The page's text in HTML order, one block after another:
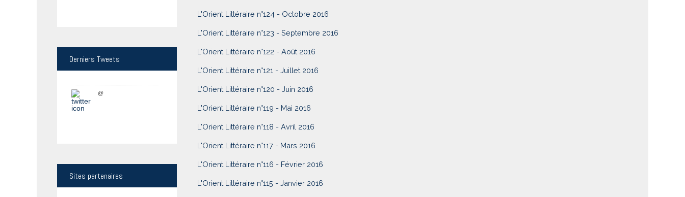
L'Orient Littéraire n°124 - Octobre 2016
L'Orient Littéraire n°123 - Septembre 2016
L'Orient Littéraire n°122 - Août 2016
L'Orient Littéraire n°121 - Juillet 2016
L'Orient Littéraire n°120 - Juin 2016
L'Orient Littéraire n°119 - Mai 2016
L'Orient Littéraire n°118 - Avril 2016
L'Orient Littéraire n°117 - Mars 2016
L'Orient Littéraire n°116 - Février 2016
L'Orient Littéraire n°115 - Janvier 2016
Derniers Tweets
@
Sites partenaires